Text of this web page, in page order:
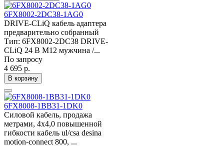
6FX8002-2DC38-1AG0
DRIVE-CLiQ кабель адаптера
предварительно собранный
Тип: 6FX8002-2DC38 DRIVE-
CLiQ 24 В M12 мужчина /...
По запросу
4 695 р.
В корзину
6FX8008-1BB31-1DK0
Силовой кабель, продажа
метрами, 4x4,0 повышенной
гибкости кабель ul/csa desina
motion-connect 800, ...